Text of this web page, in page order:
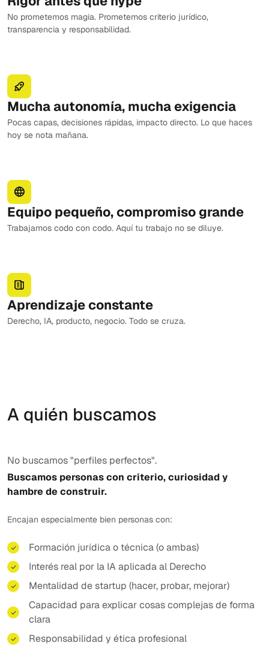
No prometemos magia. Prometemos criterio jurídico,
transparencia y responsabilidad.
Mucha autonomía, mucha exigencia
Pocas capas, decisiones rápidas, impacto directo. Lo que haces
hoy se nota mañana.
Equipo pequeño, compromiso grande
Trabajamos codo con codo. Aquí tu trabajo no se diluye.
Aprendizaje constante
Derecho, IA, producto, negocio. Todo se cruza.
A quién buscamos
No buscamos "perfiles perfectos".
Buscamos personas con criterio, curiosidad y
hambre de construir.
Encajan especialmente bien personas con:
Formación jurídica o técnica (o ambas)
Interés real por la IA aplicada al Derecho
Mentalidad de startup (hacer, probar, mejorar)
Capacidad para explicar cosas complejas de forma
clara
Responsabilidad y ética profesional